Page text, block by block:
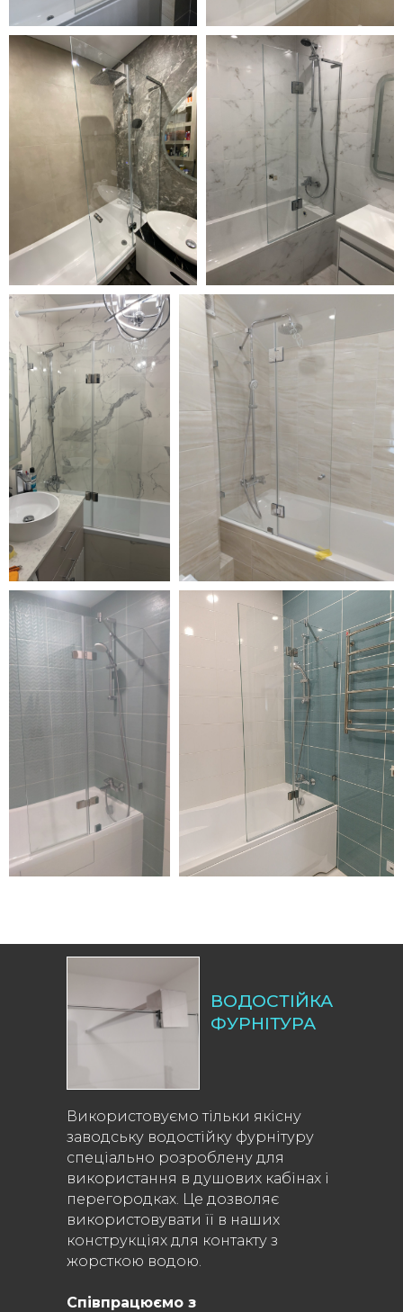
Використовуємо тільки якісну
заводську водостійку фурнітуру
спеціально розроблену для
використання в душових кабінах і
перегородках. Це дозволяє
використовувати її в наших
конструкціях для контакту з
жорсткою водою.
Співпрацюємо з
ВОДОСТІЙКА
ФУРНІТУРА